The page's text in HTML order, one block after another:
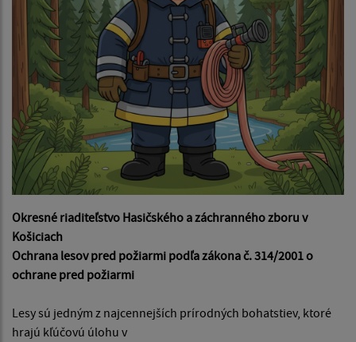
Okresné riaditeľstvo Hasičského a záchranného zboru v
Košiciach
Ochrana lesov pred požiarmi podľa zákona č. 314/2001 o
ochrane pred požiarmi
Lesy sú jedným z najcennejších prírodných bohatstiev, ktoré
hrajú kľúčovú úlohu v